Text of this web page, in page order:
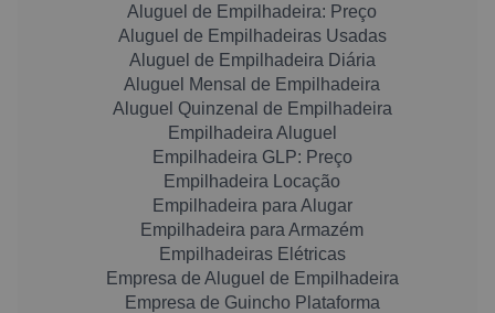
Aluguel de Empilhadeira: Preço
Aluguel de Empilhadeiras Usadas
Aluguel de Empilhadeira Diária
Aluguel Mensal de Empilhadeira
Aluguel Quinzenal de Empilhadeira
Empilhadeira Aluguel
Empilhadeira GLP: Preço
Empilhadeira Locação
Empilhadeira para Alugar
Empilhadeira para Armazém
Empilhadeiras Elétricas
Empresa de Aluguel de Empilhadeira
Empresa de Guincho Plataforma